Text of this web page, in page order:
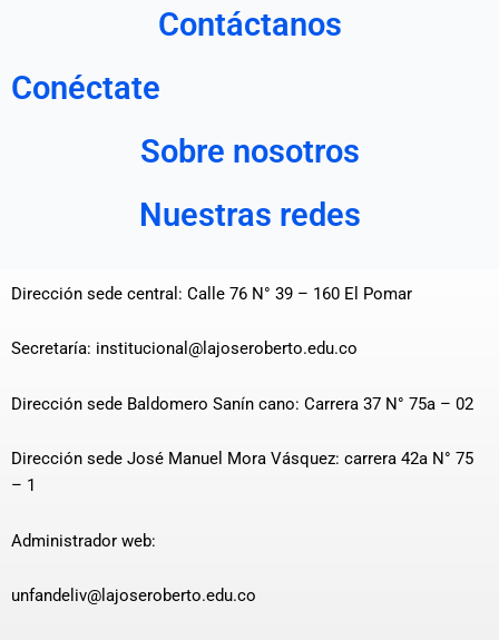
Contáctanos
Conéctate
Sobre nosotros
Nuestras redes
Dirección sede central: Calle 76 N° 39 – 160 El Pomar
Secretaría: institucional@lajoseroberto.edu.co
Dirección sede Baldomero Sanín cano: Carrera 37 N° 75a – 02
Dirección sede José Manuel Mora Vásquez: carrera 42a N° 75
– 1
Administrador web:
unfandeliv@lajoseroberto.edu.co